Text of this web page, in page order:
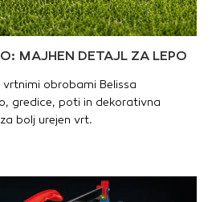
MAJHEN DETAJL ZA LEPO
obrobami Belissa
gredice, poti in dekorativna
bolj urejen vrt.